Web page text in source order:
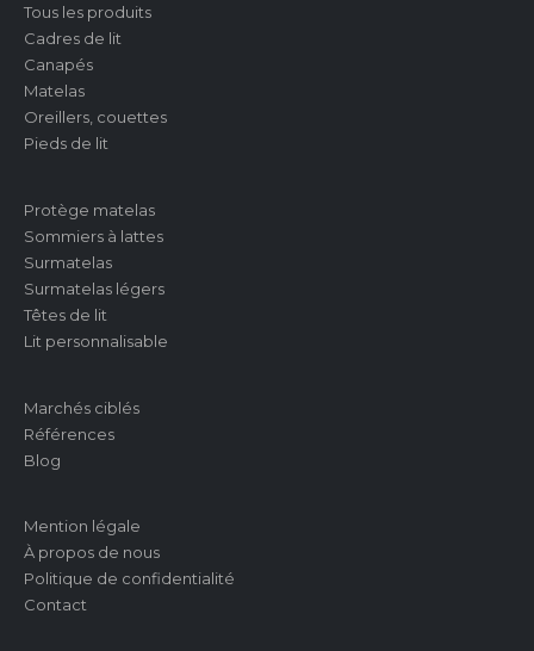
Tous les produits
Cadres de lit
Canapés
Matelas
Oreillers, couettes
Pieds de lit
Protège matelas
Sommiers à lattes
Surmatelas
Surmatelas légers
Têtes de lit
Lit personnalisable
Marchés ciblés
Références
Blog
Mention légale
À propos de nous
Politique de confidentialité
Contact